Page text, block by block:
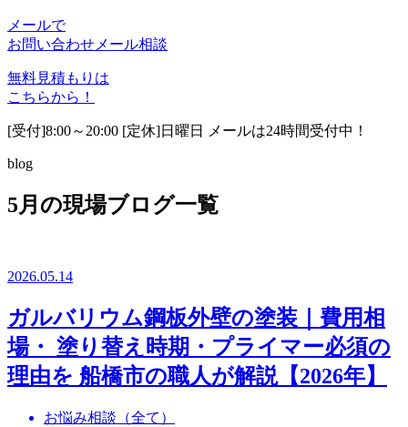
メールで
お問い合わせ メール相談
無料見積もりは
こちらから！
[受付]8:00～20:00 [定休]日曜日 メールは24時間受付中！
blog
5月の現場ブログ一覧
2026.05.14
ガルバリウム鋼板外壁の塗装｜費用相
場・ 塗り替え時期・プライマー必須の
理由を 船橋市の職人が解説【2026年】
お悩み相談（全て）